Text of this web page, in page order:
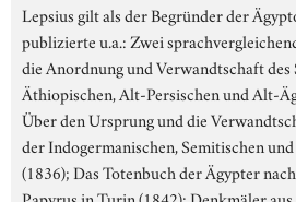
Lepsius gilt als der Begründer der
publizierte u.a.: Zwei
die Anordnung und Verwandtschaft
Äthiopischen, Alt-Persischen und Alt-
Über den Ursprung und die
der Indogermanischen, Semitischen
(1836); Das Totenbuch der Ägypter
Papyrus in Turin (1842); Denkmäler